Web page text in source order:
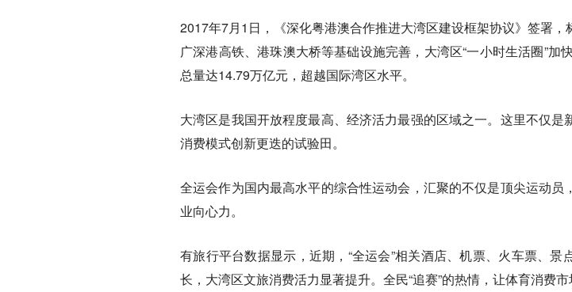
2017年7月1日，《深化粤港澳合作推进大湾区建设框架协议》签署
广深港高铁、港珠澳大桥等基础设施完善，大湾区“一小时生活圈”加
总量达14.79万亿元，超越国际湾区水平。
大湾区是我国开放程度最高、经济活力最强的区域之一。这里不仅是
消费模式创新更迭的试验田。
全运会作为国内最高水平的综合性运动会，汇聚的不仅是顶尖运动员
业向心力。
有旅行平台数据显示，近期，“全运会”相关酒店、机票、火车票、景
长，大湾区文旅消费活力显著提升。全民“追赛”的热情，让体育消费市